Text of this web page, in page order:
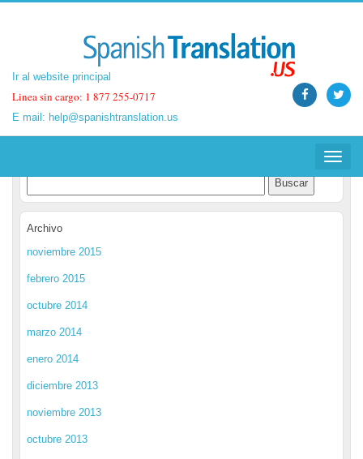
Ir al website principal
Linea sin cargo: 1 877 255-0717
E mail: help@spanishtranslation.us
Toggle
Ir al website principal
Linea sin cargo: 1 877 255-0717
E mail: help@spanishtranslation.us
Toggle
Spanish Translation Blog
Archivo
noviembre 2015
febrero 2015
octubre 2014
marzo 2014
enero 2014
diciembre 2013
noviembre 2013
octubre 2013